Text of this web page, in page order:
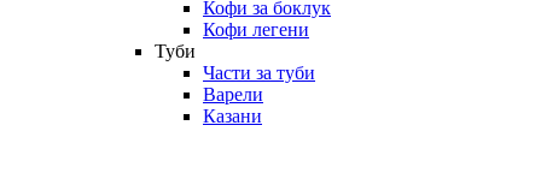
Кофи за боклук
Кофи легени
Туби
Части за туби
Варели
Казани